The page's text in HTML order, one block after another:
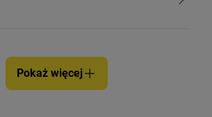
Pokaż więcej